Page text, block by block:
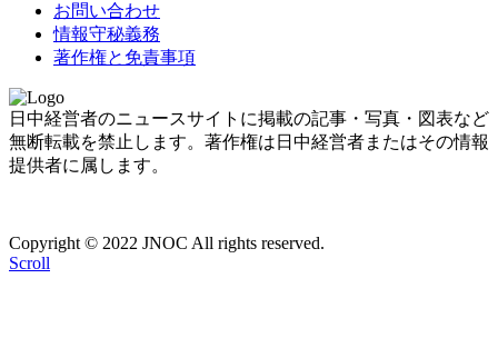
お問い合わせ
情報守秘義務
著作権と免責事項
日中経営者のニュースサイトに掲載の記事・写真・図表など
無断転載を禁止します。著作権は日中経営者またはその情報
提供者に属します。
Copyright © 2022 JNOC All rights reserved.
Scroll